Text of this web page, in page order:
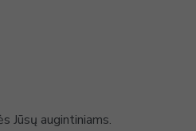
Jūsų augintiniams.